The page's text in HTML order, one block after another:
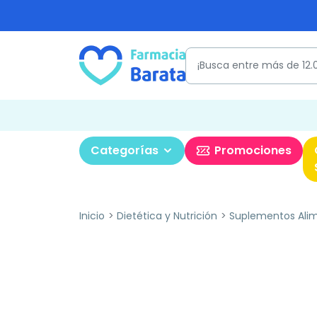
Categorías Promociones
Inicio Dietética y Nutrición Suplementos